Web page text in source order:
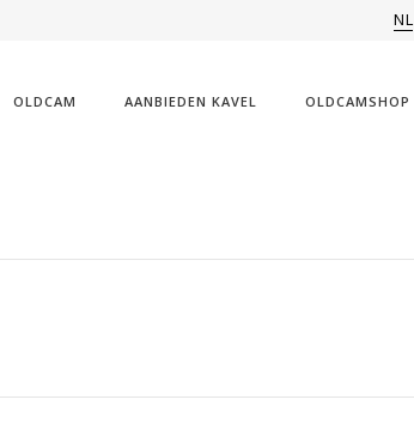
NL
OLDCAM AANBIEDEN KAVEL OLDCAMSHOP